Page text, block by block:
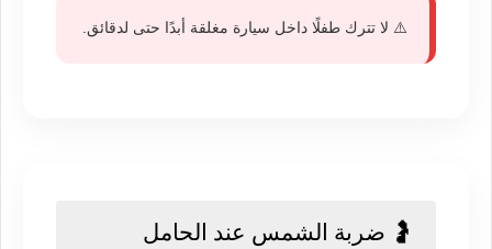
⚠️ لا تترك طفلًا داخل سيارة مغلقة أبدًا حتى لدقائق.
🤰 ضربة الشمس عند الحامل